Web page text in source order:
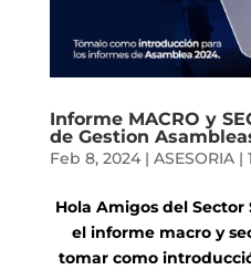
Informe MACRO y
de Gestion
Feb 8, 2024| ASESORIA|
Hola Amigos del
el informe macro y
tomar como